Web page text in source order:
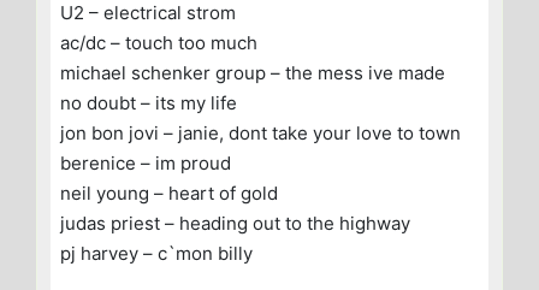
U2 – electrical strom
ac/dc – touch too much
michael schenker group – the mess ive made
no doubt – its my life
jon bon jovi – janie, dont take your love to town
berenice – im proud
neil young – heart of gold
judas priest – heading out to the highway
pj harvey – c`mon billy